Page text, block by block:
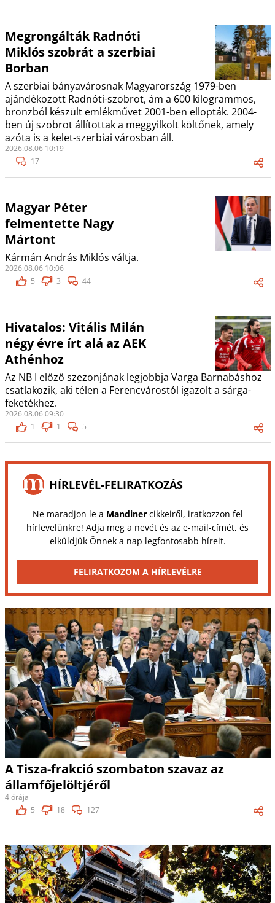
Megrongálták Radnóti
Miklós szobrát a szerbiai
Borban
A szerbiai bányavárosnak Magyarország 1979-ben
ajándékozott Radnóti-szobrot, ám a 600 kilogrammos,
bronzból készült emlékművet 2001-ben ellopták. 2004-
ben új szobrot állítottak a meggyilkolt költőnek, amely
azóta is a kelet-szerbiai városban áll.
2026.08.06 10:19
17
Magyar Péter
felmentette Nagy
Mártont
Kármán András Miklós váltja.
2026.08.06 10:06
5
3 44
Hivatalos: Vitális Milán
négy évre írt alá az AEK
Athénhoz
Az NB I előző szezonjának legjobbja Varga Barnabáshoz
csatlakozik, aki télen a Ferencvárostól igazolt a sárga-
feketékhez.
2026.08.06 09:30
1
1 5
HÍRLEVÉL-FELIRATKOZÁS
Ne maradjon le a Mandinercikkeiről, iratkozzon fel
hírlevelünkre! Adja meg a nevét és az e-mail-címét, és
elküldjük Önnek a nap legfontosabb híreit.
FELIRATKOZOM A HÍRLEVÉLRE
A Tisza-frakció szombaton szavaz az
államfőjelöltjéről
4 órája
5
18 127